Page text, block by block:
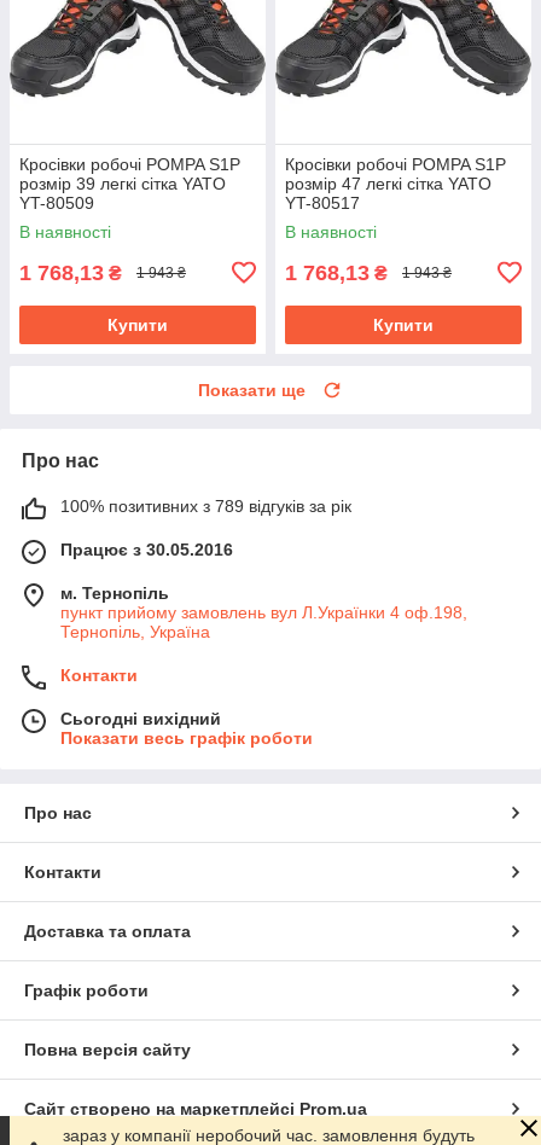
Кросівки робочі POMPA S1P
розмір 39 легкі сітка YATO
YT-80509
В наявності
1 768,13 ₴ 1 943 ₴
Купити
Кросівки робочі POMPA S1P
розмір 47 легкі сітка YATO
YT-80517
В наявності
1 768,13 ₴ 1 943 ₴
Купити
Показати ще
Про нас
100% позитивних з 789 відгуків за рік
Працює з 30.05.2016
м. Тернопіль
пункт прийому замовлень вул Л.Українки 4 оф.198,
Тернопіль, Україна
Контакти
Сьогодні вихідний
Показати весь графік роботи
Про нас
Контакти
Доставка та оплата
Графік роботи
Повна версія сайту
Сайт створено на маркетплейсі Prom.ua
зараз у компанії неробочий час. замовлення будуть